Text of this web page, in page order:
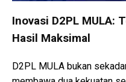
Inovasi D2PL MULA:
Hasil Maksimal
D2PL MULA bukan